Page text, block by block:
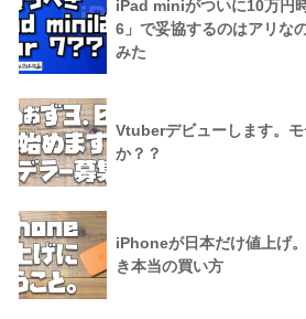
iPad miniがついに10万円
6」で妥協するのはアリな
みた
Vtuberデビューします。
か？？
iPhoneが日本だけ値上げ
き本当の買い方